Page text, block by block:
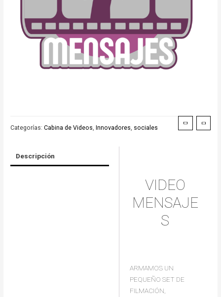
Categorías:Cabina de Videos, Innovadores, sociales
Descripción
VIDEO
MENSAJE
S
ARMAMOS UN
PEQUEÑO SET DE
FILMACIÓN,